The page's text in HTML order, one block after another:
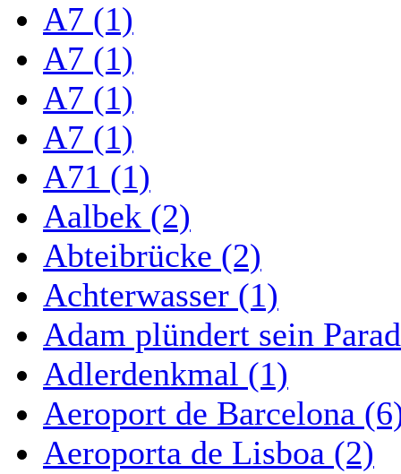
A7 (1)
A7 (1)
A7 (1)
A7 (1)
A71 (1)
Aalbek (2)
Abteibrücke (2)
Achterwasser (1)
Adam plündert sein
Adlerdenkmal (1)
Aeroport de Barcelona
Aeroporta de Lisboa (2)